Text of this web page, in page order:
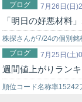
トで、掲載が多かった
ン…
7月26日(日
ブログ
「明日の好悪材料
株探さんが7/24の個別
炉工業＜1964＞[東証Ｐ
7月25日(土
ブログ
週間値上がりラン
順位コード名称率